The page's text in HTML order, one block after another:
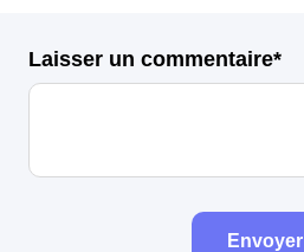
Laisser un commentaire*
Envoyer